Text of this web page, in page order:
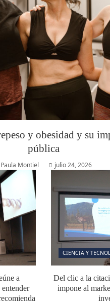
y obesidad y su
pública
Paula Montiel julio 24, 2026
a
entender
CIENCIA Y
Del clic a la
impone al